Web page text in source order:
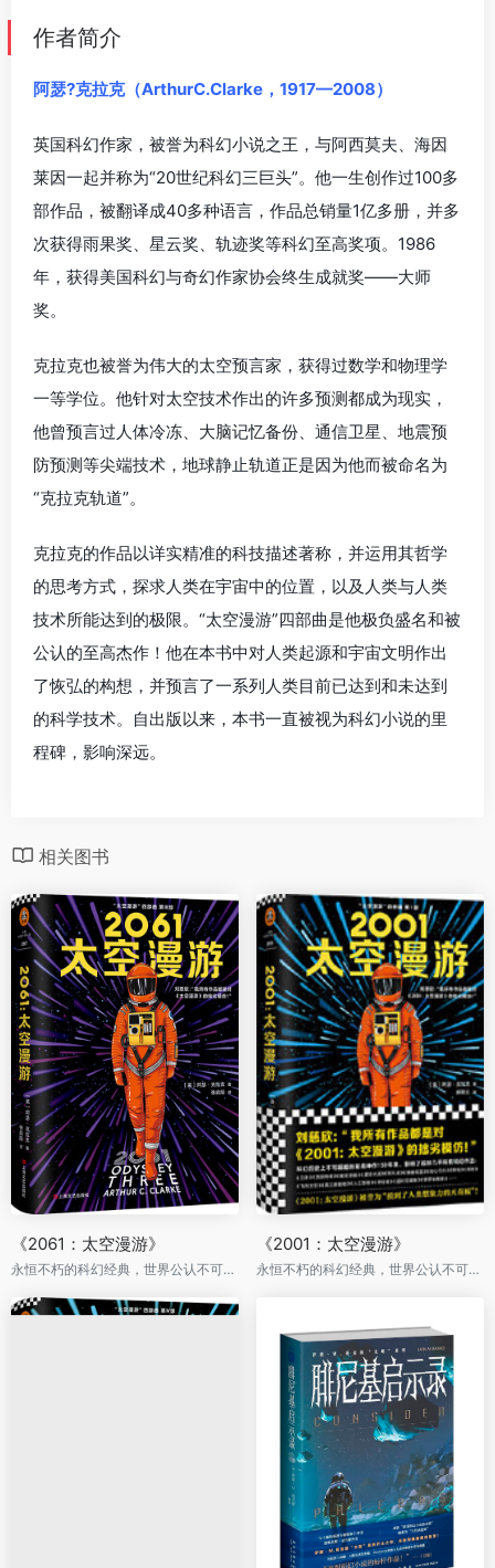
作者简介
阿瑟?克拉克（ArthurC.Clarke，1917—2008）
英国科幻作家，被誉为科幻小说之王，与阿西莫夫、海因
莱因一起并称为“20世纪科幻三巨头”。他一生创作过100多
部作品，被翻译成40多种语言，作品总销量1亿多册，并多
次获得雨果奖、星云奖、轨迹奖等科幻至高奖项。1986
年，获得美国科幻与奇幻作家协会终生成就奖——大师
奖。
克拉克也被誉为伟大的太空预言家，获得过数学和物理学
一等学位。他针对太空技术作出的许多预测都成为现实，
他曾预言过人体冷冻、大脑记忆备份、通信卫星、地震预
防预测等尖端技术，地球静止轨道正是因为他而被命名为
“克拉克轨道”。
克拉克的作品以详实精准的科技描述著称，并运用其哲学
的思考方式，探求人类在宇宙中的位置，以及人类与人类
技术所能达到的极限。“太空漫游”四部曲是他极负盛名和被
公认的至高杰作！他在本书中对人类起源和宇宙文明作出
了恢弘的构想，并预言了一系列人类目前已达到和未达到
的科学技术。自出版以来，本书一直被视为科幻小说的里
程碑，影响深远。
相关图书
《2061：太空漫游》
永恒不朽的科幻经典，世界公认不可不读的科幻神作。
《2001：太空漫游》
永恒不朽的科幻经典，世界公认不可不读的科幻神作。